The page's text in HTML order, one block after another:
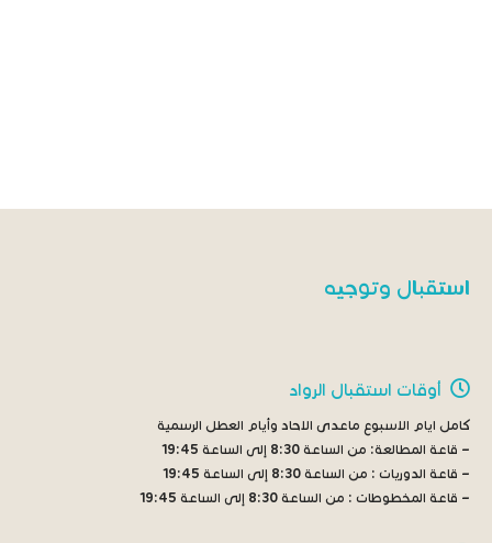
استقبال وتوجيه
أوقات استقبال الرواد
كامل ايام الاسبوع ماعدى الاحاد وأيام العطل الرسمية
– قاعة المطالعة: من الساعة 8:30 إلى الساعة 19:45
– قاعة الدوريات : من الساعة 8:30 إلى الساعة 19:45
– قاعة المخطوطات : من الساعة 8:30 إلى الساعة 19:45